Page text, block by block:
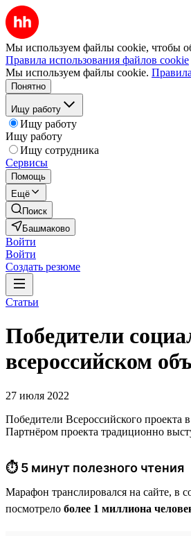
Мы используем файлы cookie, чтобы
Правила использования файлов cookie
Мы используем файлы cookie.
Понятно
Ищу работу
Ищу работу
Ищу работу
Ищу сотрудника
Сервисы
Помощь
Ещё
Поиск
Башмаково
Войти
Войти
Создать резюме
Статьи
Победители
всероссийском
27 июля 2022
Победители Всероссийского проекта
Партнёром проекта традиционно
⏱ 5 минут полезного чтения
Марафон транслировался на сайте, в
посмотрело более 1 миллиона